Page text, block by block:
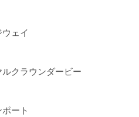
ウェイ
ルクラウンダービー
ート